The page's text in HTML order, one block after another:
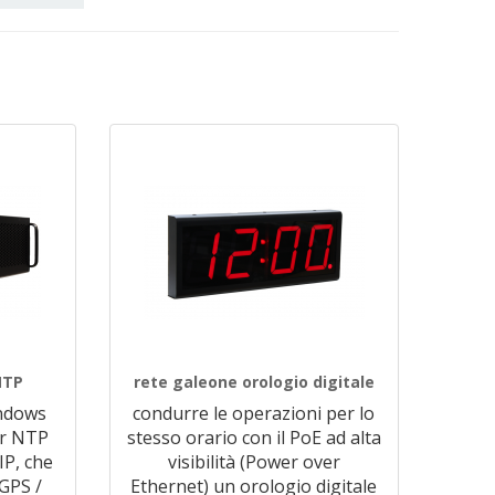
NTP
che
/
rete galeone orologio digitale
condurre le operazioni per lo
stesso orario con il PoE ad alta
visibilità (Power over
Ethernet) un orologio digitale